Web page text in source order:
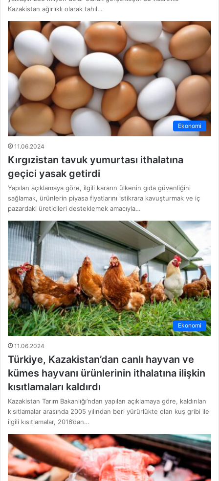
Kazakistan ağırlıklı olarak tahıl…
Ekonomi
11.06.2024
Kırgızistan tavuk yumurtası ithalatına
geçici yasak getirdi
Yapılan açıklamaya göre, ilgili kararın ülkenin gıda güvenliğini
sağlamak, ürünlerin piyasa fiyatlarını istikrara kavuşturmak ve iç
pazardaki üreticileri desteklemek amacıyla…
Ekonomi
11.06.2024
Türkiye, Kazakistan’dan canlı hayvan ve
kümes hayvanı ürünlerinin ithalatına ilişkin
kısıtlamaları kaldırdı
Kazakistan Tarım Bakanlığı’ndan yapılan açıklamaya göre, kaldırılan
kısıtlamalar arasında 2005 yılından beri yürürlükte olan kuş gribi ile
ilgili kısıtlamalar, 2016’dan…